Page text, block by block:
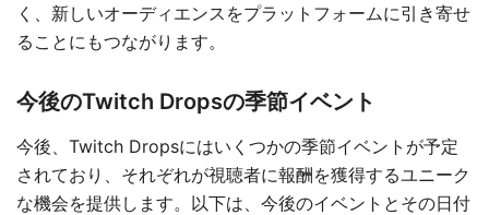
く、新しいオーディエンスをプラットフォームに引き寄せ
ることにもつながります。
今後のTwitch Dropsの季節イベント
今後、Twitch Dropsにはいくつかの季節イベントが予定
されており、それぞれが視聴者に報酬を獲得するユニーク
な機会を提供します。以下は、今後のイベントとその日付